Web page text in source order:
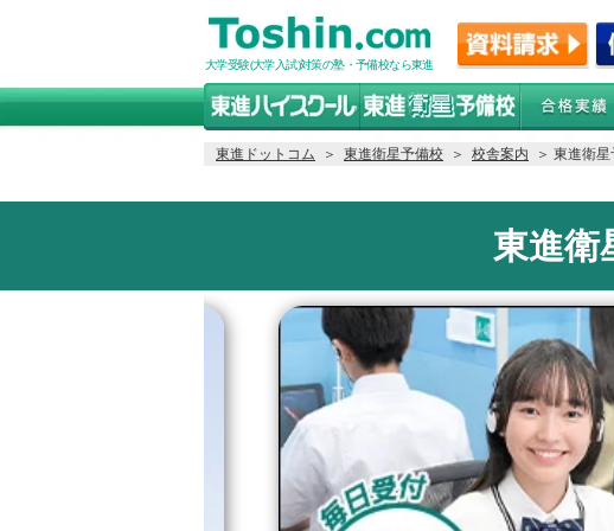
大学受験(大学入試)対策の塾・予備校なら東進
東進ドットコム ＞ 東進衛星予備校 ＞ 校舎案内 ＞ 東進衛
東進衛